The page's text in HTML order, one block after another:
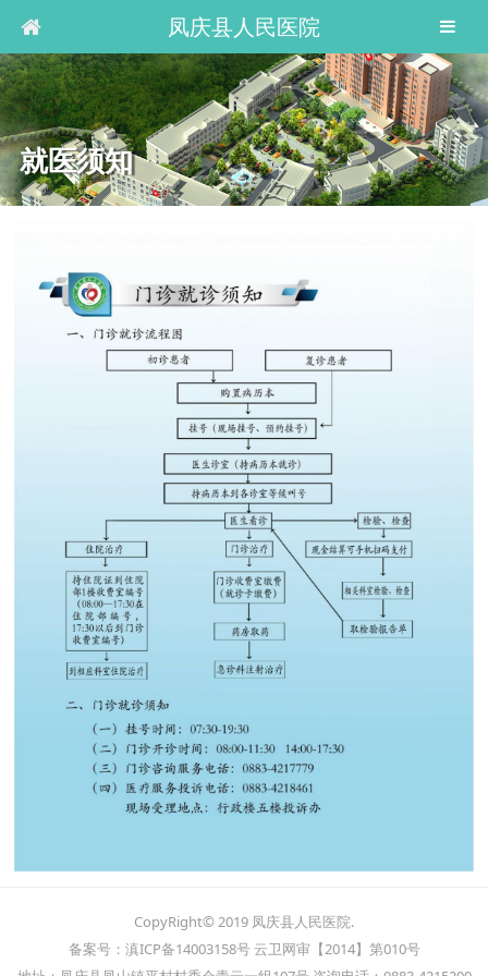
凤庆县人民医院
就医须知
CopyRight© 2019 凤庆县人民医院.
备案号：滇ICP备14003158号 云卫网审【2014】第010号